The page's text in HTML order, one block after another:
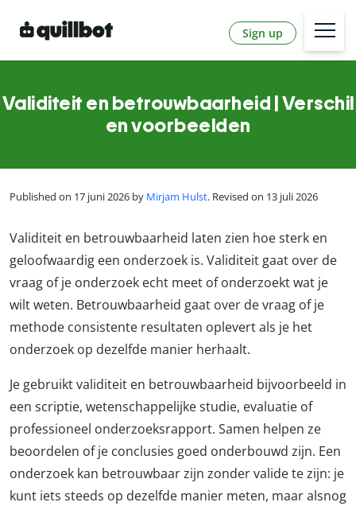
Sign up
Validiteit en betrouwbaarheid | Verschil
en voorbeelden
Published on 17 juni 2026 by Mirjam Hulst. Revised on 13 juli 2026
Validiteit en betrouwbaarheid laten zien hoe sterk en
geloofwaardig een onderzoek is. Validiteit gaat over de
vraag of je onderzoek echt meet of onderzoekt wat je
wilt weten. Betrouwbaarheid gaat over de vraag of je
methode consistente resultaten oplevert als je het
onderzoek op dezelfde manier herhaalt.
Je gebruikt validiteit en betrouwbaarheid bijvoorbeeld in
een scriptie, wetenschappelijke studie, evaluatie of
professioneel onderzoeksrapport. Samen helpen ze
beoordelen of je conclusies goed onderbouwd zijn. Een
onderzoek kan betrouwbaar zijn zonder valide te zijn: je
kunt iets steeds op dezelfde manier meten, maar alsnog